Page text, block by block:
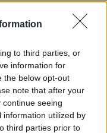
to third parties, or
information for
the below opt-out
note that after your
seeing
information utilized by
third parties prior to
μαζί
τις
στο
καταλάβω το
τρόπο που
κάτι κακό θα